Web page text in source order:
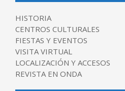
HISTORIA
CENTROS CULTURALES
FIESTAS Y EVENTOS
VISITA VIRTUAL
LOCALIZACIÓN Y ACCESOS
REVISTA EN ONDA